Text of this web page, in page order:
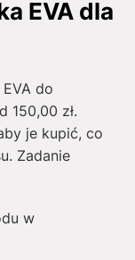
EVA dla
do
150,00 zł.
je kupić, co
Zadanie
w